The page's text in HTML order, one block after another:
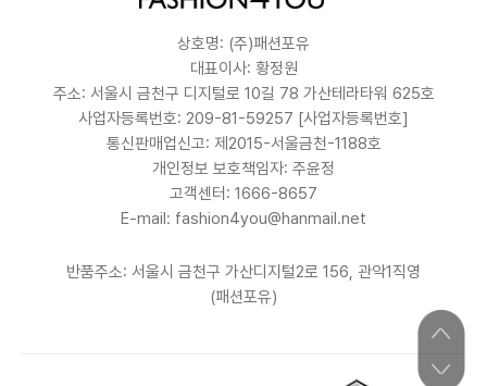
상호명: (주)패션포유
대표이사: 황정원
주소: 서울시 금천구 디지털로 10길 78 가산테라타워 625호
사업자등록번호: 209-81-59257 [사업자등록번호]
통신판매업신고: 제2015-서울금천-1188호
개인정보 보호책임자: 주윤정
고객센터: 1666-8657
E-mail: fashion4you@hanmail.net
반품주소: 서울시 금천구 가산디지털2로 156, 관악1직영
(패션포유)